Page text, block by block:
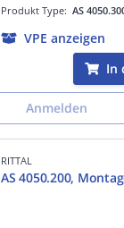
Produkt Type: AS
VPE anzeigen
In
Anmelden
RITTAL
AS 4050.200,